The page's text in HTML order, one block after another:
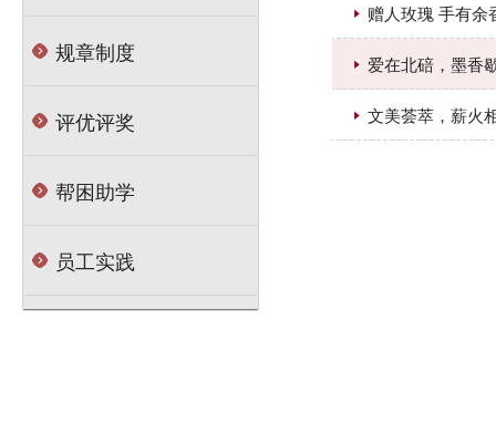
规章制度
评优评奖
帮困助学
员工实践
赠人玫瑰 手有
爱在北碚，墨香
文美荟萃，薪火